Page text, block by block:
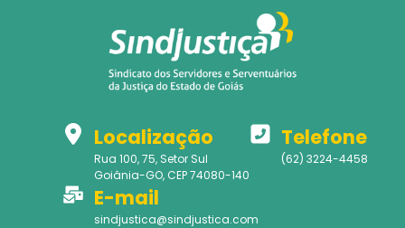
Localização
Rua 100, 75, Setor Sul
Goiânia-GO, CEP 74080-140
Telefone
(62) 3224-4458
E-mail
sindjustica@sindjustica.com